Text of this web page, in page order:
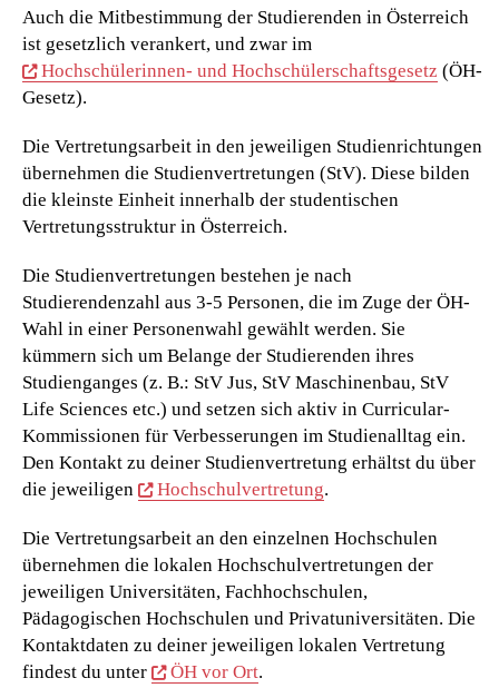
Auch die Mitbestimmung der Studierenden in Österreich
ist gesetzlich verankert, und zwar im
Hochschülerinnen- und Hochschülerschaftsgesetz (ÖH-
Gesetz).
Die Vertretungsarbeit in den jeweiligen Studienrichtungen
übernehmen die Studienvertretungen (StV). Diese bilden
die kleinste Einheit innerhalb der studentischen
Vertretungsstruktur in Österreich.
Die Studienvertretungen bestehen je nach
Studierendenzahl aus 3-5 Personen, die im Zuge der ÖH-
Wahl in einer Personenwahl gewählt werden. Sie
kümmern sich um Belange der Studierenden ihres
Studienganges (z. B.: StV Jus, StV Maschinenbau, StV
Life Sciences etc.) und setzen sich aktiv in Curricular-
Kommissionen für Verbesserungen im Studienalltag ein.
Den Kontakt zu deiner Studienvertretung erhältst du über
die jeweiligen
Hochschulvertretung.
Die Vertretungsarbeit an den einzelnen Hochschulen
übernehmen die lokalen Hochschulvertretungen der
jeweiligen Universitäten, Fachhochschulen,
Pädagogischen Hochschulen und Privatuniversitäten. Die
Kontaktdaten zu deiner jeweiligen lokalen Vertretung
findest du unter
ÖH vor Ort.